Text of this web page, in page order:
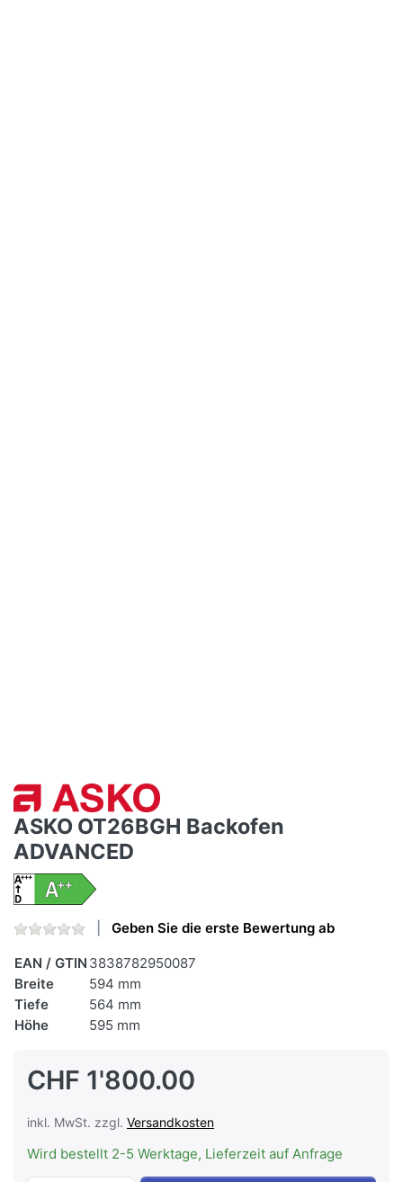
ASKO OT26BGH Backofen
ADVANCED
Geben Sie die erste Bewertung ab
EAN / GTIN 3838782950087
Breite
594 mm
Tiefe
564 mm
Höhe
595 mm
CHF 1'800.00
inkl. MwSt. zzgl. Versandkosten
Wird bestellt 2-5 Werktage, Lieferzeit auf Anfrage